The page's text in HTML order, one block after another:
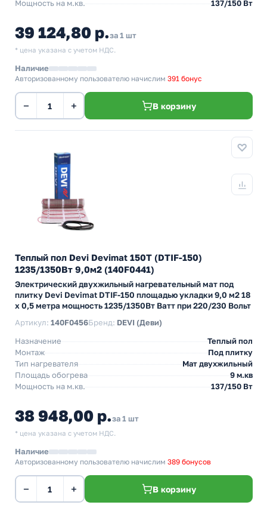
Мощность на м.кв. 137/150 Вт
39 124,80 р.за 1 шт
* цена указана с учетом НДС.
Наличие
Авторизованному пользователю начислим 391 бонус
− + В корзину
Теплый пол Devi Devimat 150T (DTIF-150)
1235/1350Вт 9,0м2 (140F0441)
Электрический двухжильный нагревательный мат под
плитку Devi Devimat DTIF-150 площадью укладки 9,0 м2 18
х 0,5 метра мощность 1235/1350Вт Ватт при 220/230 Вольт
Артикул: 140F0456Бренд: DEVI (Деви)
Назначение
Теплый пол
Монтаж
Под плитку
Тип нагревателя
Мат двухжильный
Площадь обогрева
9 м.кв
Мощность на м.кв.
137/150 Вт
38 948,00 р.за 1 шт
* цена указана с учетом НДС.
Наличие
Авторизованному пользователю начислим 389 бонусов
− + В корзину